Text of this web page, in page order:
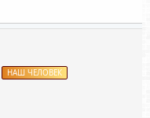
НАШ ЧЕЛОВЕК